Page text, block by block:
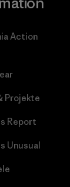
Action
Projekte
Report
Unusual